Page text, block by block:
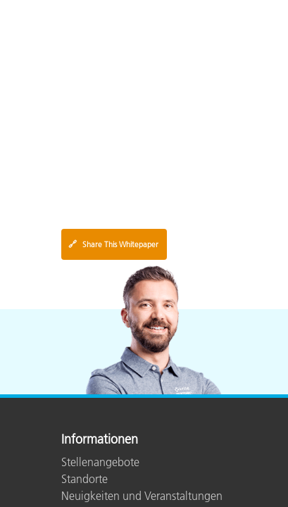
🔗 Share This Whitepaper
Informationen
Stellenangebote
Standorte
Neuigkeiten und Veranstaltungen